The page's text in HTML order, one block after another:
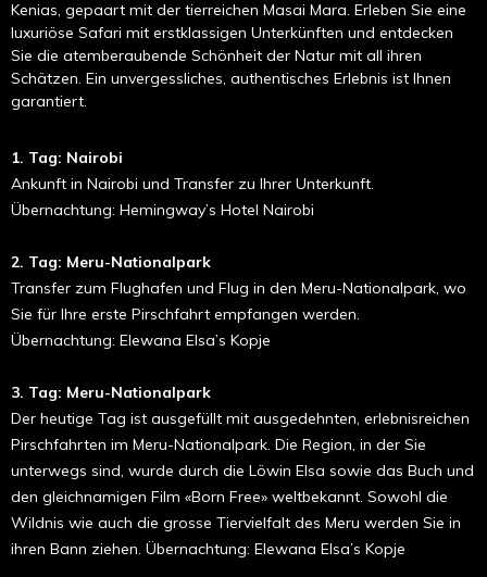
Kenias, gepaart mit der tierreichen Masai Mara. Erleben Sie eine
luxuriöse Safari mit erstklassigen Unterkünften und entdecken
Sie die atemberaubende Schönheit der Natur mit all ihren
Schätzen. Ein unvergessliches, authentisches Erlebnis ist Ihnen
garantiert.
1. Tag: Nairobi
Ankunft in Nairobi und Transfer zu Ihrer Unterkunft.
Übernachtung: Hemingway’s Hotel Nairobi
2. Tag: Meru-Nationalpark
Transfer zum Flughafen und Flug in den Meru-Nationalpark, wo
Sie für Ihre erste Pirschfahrt empfangen werden.
Übernachtung: Elewana Elsa’s Kopje
3. Tag: Meru-Nationalpark
Der heutige Tag ist ausgefüllt mit ausgedehnten, erlebnisreichen
Pirschfahrten im Meru-Nationalpark. Die Region, in der Sie
unterwegs sind, wurde durch die Löwin Elsa sowie das Buch und
den gleichnamigen Film «Born Free» weltbekannt. Sowohl die
Wildnis wie auch die grosse Tiervielfalt des Meru werden Sie in
ihren Bann ziehen. Übernachtung: Elewana Elsa’s Kopje